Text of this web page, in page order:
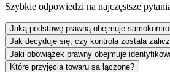
Szybkie odpowiedzi na najczęstsze
Jaką podstawę prawną obejmuje
Jak decyduje się, czy kontrola została
Jaki obowiązek prawny obejmuje
Które przyjęcia towaru są łączone?